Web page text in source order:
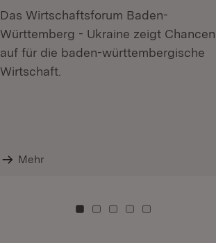
Das Wirtschaftsforum Baden-
Württemberg - Ukraine zeigt Chancen
auf für die baden-württembergische
Wirtschaft.
Mehr
Zu Kachel: 0
Zu Kachel: 3
Zu Kachel: 6
Zu Kachel: 9
Zu Kachel: 12